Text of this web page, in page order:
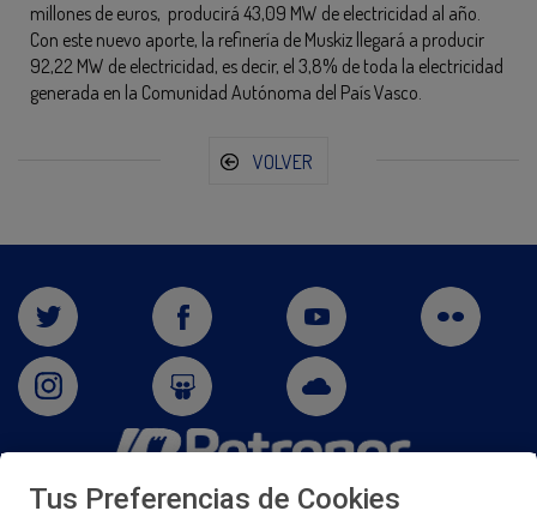
millones de euros, producirá 43,09 MW de electricidad al año.
Con este nuevo aporte, la refinería de Muskiz llegará a producir
92,22 MW de electricidad, es decir, el 3,8% de toda la electricidad
generada en la Comunidad Autónoma del País Vasco.
VOLVER
San Martín 5-Edificio Muñatones,
Tus Preferencias de Cookies